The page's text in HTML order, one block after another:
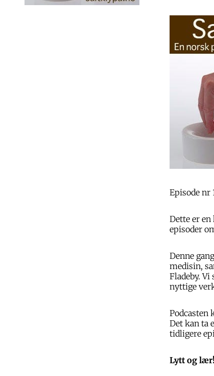
Episode nr
Dette er
episoder
Denne
medisin,
Fladeby.
nyttige
Podcasten
Det kan ta
tidligere
Lytt og lær!